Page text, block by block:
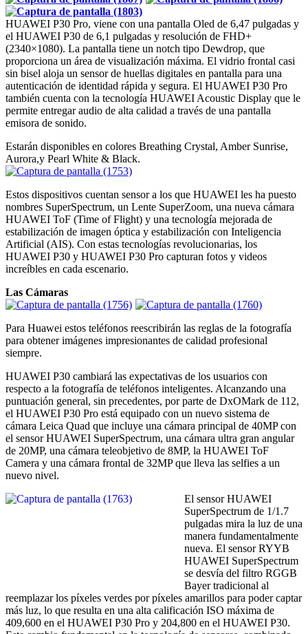
HUAWEI P30 Pro, viene con una pantalla Oled de 6,47 pulgadas y
el HUAWEI P30 de 6,1 pulgadas y resolución de FHD+
(2340×1080). La pantalla tiene un notch tipo Dewdrop, que
proporciona un área de visualización máxima. El vidrio frontal casi
sin bisel aloja un sensor de huellas digitales en pantalla para una
autenticación de identidad rápida y segura. El HUAWEI P30 Pro
también cuenta con la tecnología HUAWEI Acoustic Display que le
permite entregar audio de alta calidad a través de una pantalla
emisora ​​de sonido.
Estarán disponibles en colores Breathing Crystal, Amber Sunrise,
Aurora,y Pearl White & Black.
Estos dispositivos cuentan sensor a los que HUAWEI les ha puesto
nombres SuperSpectrum, un Lente SuperZoom, una nueva cámara
HUAWEI ToF (Time of Flight) y una tecnología mejorada de
estabilización de imagen óptica y estabilización con Inteligencia
Artificial (AIS). Con estas tecnologías revolucionarias, los
HUAWEI P30 y HUAWEI P30 Pro capturan fotos y videos
increíbles en cada escenario.
Las Cámaras
Para Huawei estos teléfonos reescribirán las reglas de la fotografía
para obtener imágenes impresionantes de calidad profesional
siempre.
HUAWEI P30 cambiará las expectativas de los usuarios con
respecto a la fotografía de teléfonos inteligentes. Alcanzando una
puntuación general, sin precedentes, por parte de DxOMark de 112,
el HUAWEI P30 Pro está equipado con un nuevo sistema de
cámara Leica Quad que incluye una cámara principal de 40MP con
el sensor HUAWEI SuperSpectrum, una cámara ultra gran angular
de 20MP, una cámara teleobjetivo de 8MP, la HUAWEI ToF
Camera y una cámara frontal de 32MP que lleva las selfies a un
nuevo nivel.
El sensor HUAWEI
SuperSpectrum de 1/1.7
pulgadas mira la luz de una
manera fundamentalmente
nueva. El sensor RYYB
HUAWEI SuperSpectrum
se desvía del filtro RGGB
Bayer tradicional al
reemplazar los píxeles verdes por píxeles amarillos para poder captar
más luz, lo que resulta en una alta calificación ISO máxima de
409,600 en el HUAWEI P30 Pro y 204,800 en el HUAWEI P30.